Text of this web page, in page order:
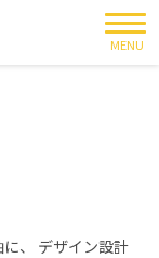
MENU
、
デザイン設計